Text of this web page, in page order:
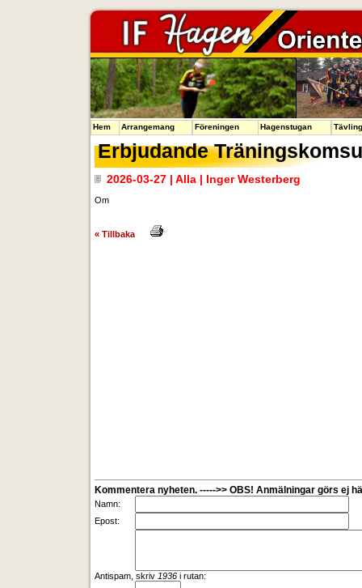
Erbjudande
2026-03-27 | Alla | Inger Westerberg
Om
« Tillbaka
Kommentera nyheten. ----->> OBS! Anmälningar görs ej
Namn:
Epost:
Antispam, skriv 1936 i rutan:
Hem Arrangemang Föreningen Hagenstugan Tävling